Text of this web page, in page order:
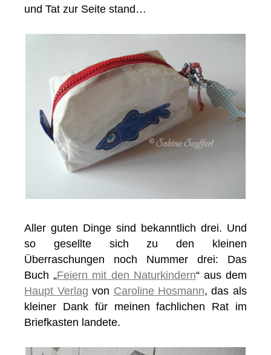
und Tat zur Seite stand…
Aller guten Dinge sind bekanntlich drei. Und
so gesellte sich zu den kleinen
Überraschungen noch Nummer drei: Das
Buch „Feiern mit den Naturkindern“ aus dem
Haupt Verlag von Caroline Hosmann, das als
kleiner Dank für meinen fachlichen Rat im
Briefkasten landete.